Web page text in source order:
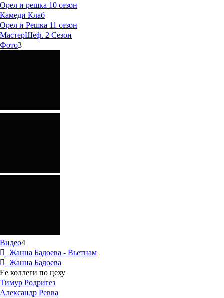
Орел и решка 10 сезон
Камеди Клаб
Орел и Решка 11 сезон
МастерШеф. 2 Cезон
Фото3
Видео4
Жанна Бадоева - Вьетнам
Жанна Бадоева
Ее коллеги по цеху
Тимур Родригез
Александр Ревва